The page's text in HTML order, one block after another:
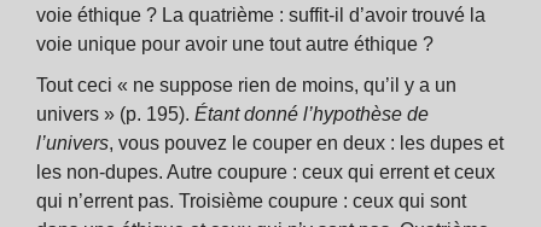
voie éthique ? La quatrième : suffit-il d’avoir trouvé la
voie unique pour avoir une tout autre éthique ?
Tout ceci « ne suppose rien de moins, qu’il y a un
univers » (p. 195). Étant donné l’hypothèse de
l’univers, vous pouvez le couper en deux : les dupes et
les non-dupes. Autre coupure : ceux qui errent et ceux
qui n’errent pas. Troisième coupure : ceux qui sont